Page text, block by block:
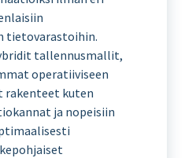
tietovarastoihin.
tallennusmallit,
operatiiviseen
kuten
ja nopeisiin